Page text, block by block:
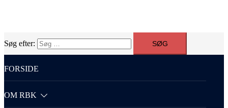
Søg efter:
FORSIDE
OM RBK